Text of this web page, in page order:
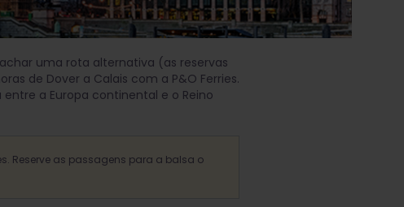
uma rota alternativa (as reservas
de Dover a Calais com a P&O Ferries.
a Europa continental e o Reino
Reserve as passagens para a balsa o